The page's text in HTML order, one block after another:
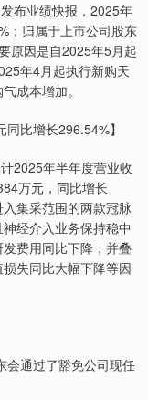
布业绩快报，2025年
；归属于上市公司股东
原因是自2025年5月起
年4月起执行新购天
成本增加。
比增长296.54%】
2025年半年度营业收
万元，同比增长
集采范围的两款冠脉
经介入业务保持稳中
费用同比下降，并叠
失同比大幅下降等因
通过了豁免公司现任